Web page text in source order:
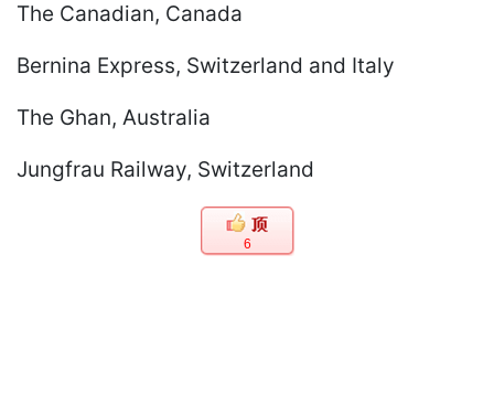
The Canadian, Canada
Bernina Express, Switzerland and Italy
The Ghan, Australia
Jungfrau Railway, Switzerland
6